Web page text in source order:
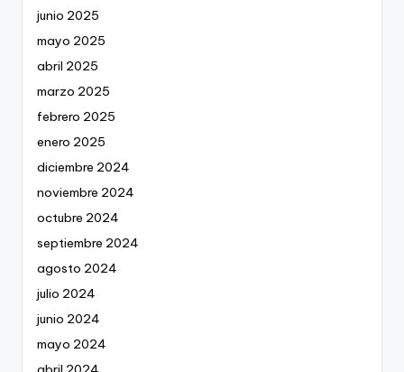
junio 2025
mayo 2025
abril 2025
marzo 2025
febrero 2025
enero 2025
diciembre 2024
noviembre 2024
octubre 2024
septiembre 2024
agosto 2024
julio 2024
junio 2024
mayo 2024